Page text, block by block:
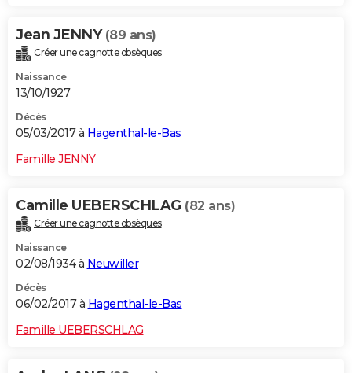
Jean JENNY (89 ans)
Créer une cagnotte obsèques
Naissance
13/10/1927
Décès
05/03/2017 à Hagenthal-le-Bas
Famille JENNY
Camille UEBERSCHLAG (82 ans)
Créer une cagnotte obsèques
Naissance
02/08/1934 à Neuwiller
Décès
06/02/2017 à Hagenthal-le-Bas
Famille UEBERSCHLAG